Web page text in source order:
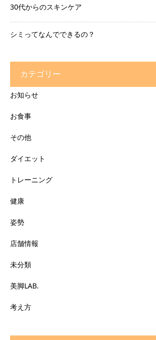
30代からのスキンケア
シミってなんでできるの？
カテゴリー
お知らせ
お食事
その他
ダイエット
トレーニング
健康
姿勢
店舗情報
未分類
美脚LAB.
考え方